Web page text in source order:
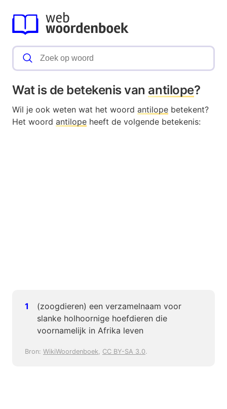
Wat is de betekenis van antilope?
Wil je ook weten wat het woord antilope betekent?
Het woord antilope heeft de volgende betekenis:
(zoogdieren) een verzamelnaam voor
slanke holhoornige hoefdieren die
voornamelijk in Afrika leven
Bron: WikiWoordenboek, CC BY-SA 3.0.